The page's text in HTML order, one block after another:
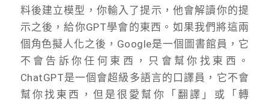
料後建立模型，你輸入了提示，他會解讀你的提
示之後，給你GPT學會的東西。如果我們將這兩
個角色擬人化之後，Google是一個圖書館員，它
不會告訴你任何東西，只會幫你找東西。
ChatGPT是一個會超級多語言的口譯員，它不會
幫你找東西，但是很愛幫你「翻譯」或「轉